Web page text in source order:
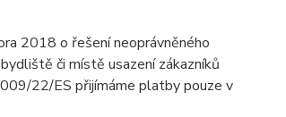
2018 o řešení neoprávněného
či místě usazení zákazníků
22/ES přijímáme platby pouze v